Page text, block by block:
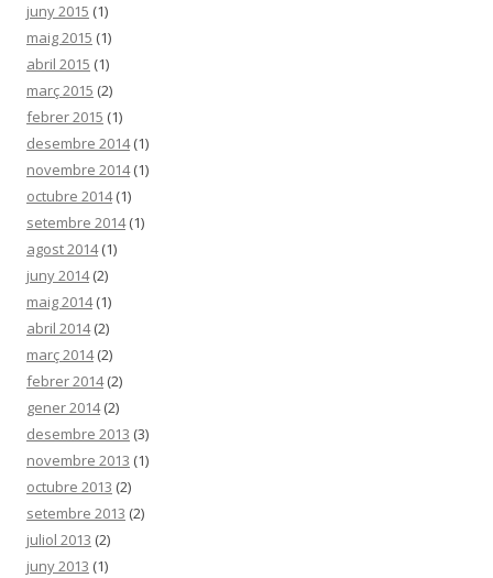
juny 2015 (1)
maig 2015 (1)
abril 2015 (1)
març 2015 (2)
febrer 2015 (1)
desembre 2014(1)
novembre 2014(1)
octubre 2014(1)
setembre 2014(1)
agost 2014(1)
juny 2014(2)
maig 2014(1)
abril 2014(2)
març 2014(2)
febrer 2014(2)
gener 2014(2)
desembre 2013 (3)
novembre 2013 (1)
octubre 2013 (2)
setembre 2013 (2)
juliol 2013 (2)
juny 2013 (1)